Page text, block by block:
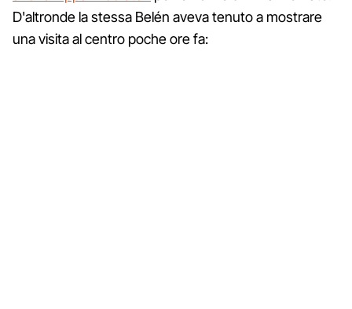
D'altronde la stessa Belén aveva tenuto a mostrare
una visita al centro poche ore fa: